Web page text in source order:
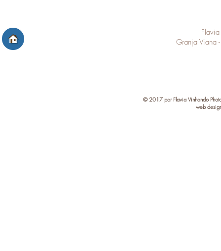
Granja Viana
© 2017 por Flavia Vinhando
web